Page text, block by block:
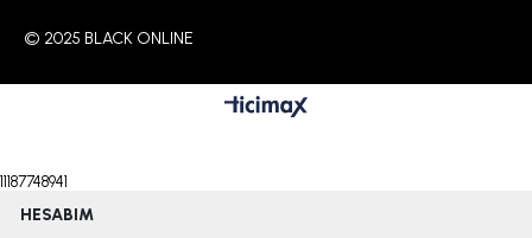
© 2025 BLACK ONLINE
11187748941
HESABIM